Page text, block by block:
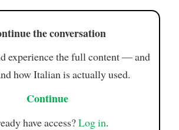
the conversation
experience the full content — and
how Italian is actually used.
Continue
have access?Log in.